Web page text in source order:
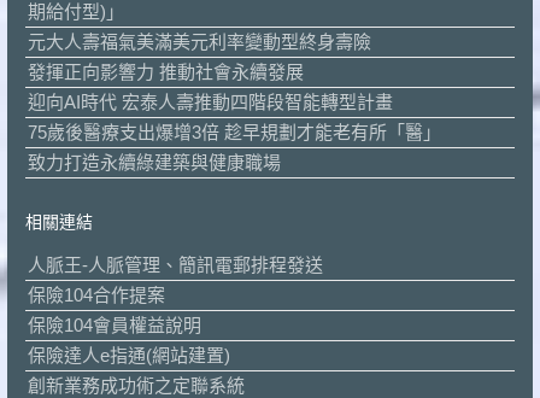
期給付型)」
元大人壽福氣美滿美元利率變動型終身壽險
發揮正向影響力 推動社會永續發展
迎向AI時代 宏泰人壽推動四階段智能轉型計畫
75歲後醫療支出爆增3倍 趁早規劃才能老有所「醫」
致力打造永續綠建築與健康職場
相關連結
人脈王-人脈管理、簡訊電郵排程發送
保險104合作提案
保險104會員權益說明
保險達人e指通(網站建置)
創新業務成功術之定聯系統